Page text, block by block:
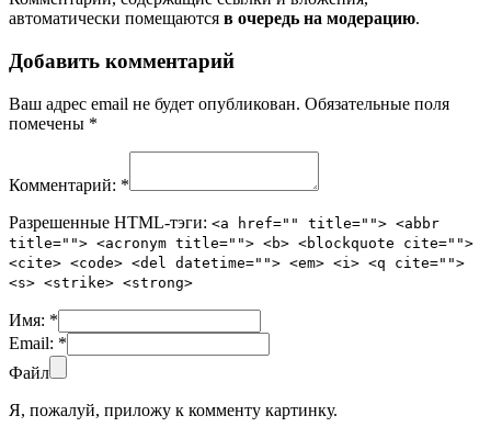
автоматически помещаются в очередь на модерацию.
Добавить комментарий
Ваш адрес email не будет опубликован. Обязательные поля
помечены *
Комментарий: *
Разрешенные HTML-тэги: <a href="" title=""> <abbr
title=""> <acronym title=""> <b> <blockquote cite="">
<cite> <code> <del datetime=""> <em> <i> <q cite="">
<s> <strike> <strong>
Имя: *
Email: *
Файл
Я, пожалуй, приложу к комменту картинку.